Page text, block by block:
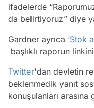
ifadelerde
da belirtiyoruz” diye
Gardner ayrıca ‘Stok
başlıklı raporun
Twitter'dan devletin
beklenmedik yanıt
konuşulanları arasına